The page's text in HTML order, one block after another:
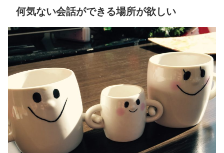
何気ない会話ができる場所が欲しい